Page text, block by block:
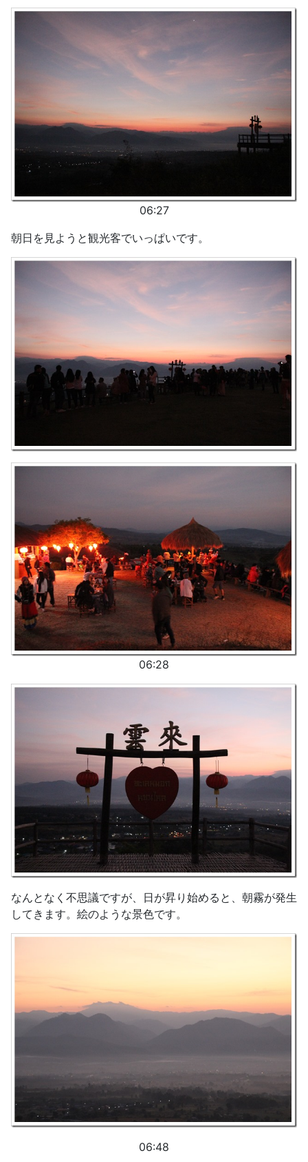
06:27
朝日を見ようと観光客でいっぱいです。
06:28
なんとなく不思議ですが、日が昇り始めると、朝霧が発生
してきます。絵のような景色です。
06:48